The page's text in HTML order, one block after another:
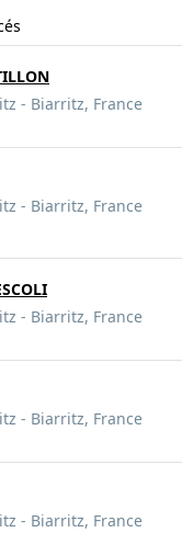
- Biarritz, France
- Biarritz, France
- Biarritz, France
- Biarritz, France
- Biarritz, France